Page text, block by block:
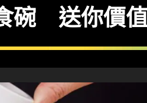
碗 送你價